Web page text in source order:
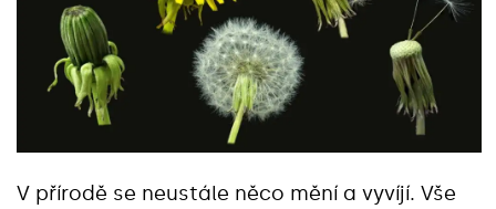
V přírodě se neustále něco mění a vyvíjí. Vše